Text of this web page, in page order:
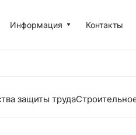
Информация Контакты
защиты труда